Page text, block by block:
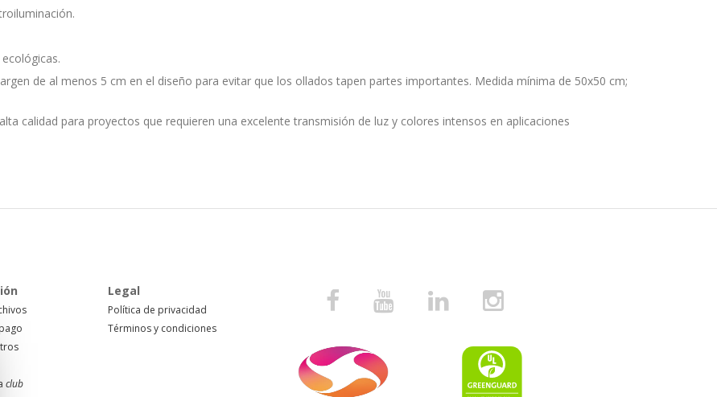
de al menos 5 cm en el diseño para evitar que los ollados tapen partes importantes. Medida mínima de 50x50 cm;
calidad para proyectos que requieren una excelente transmisión de luz y colores intensos en aplicaciones
club
Legal
Política de privacidad
Términos y condiciones